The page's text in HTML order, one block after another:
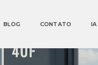
BLOG CONTATO IA